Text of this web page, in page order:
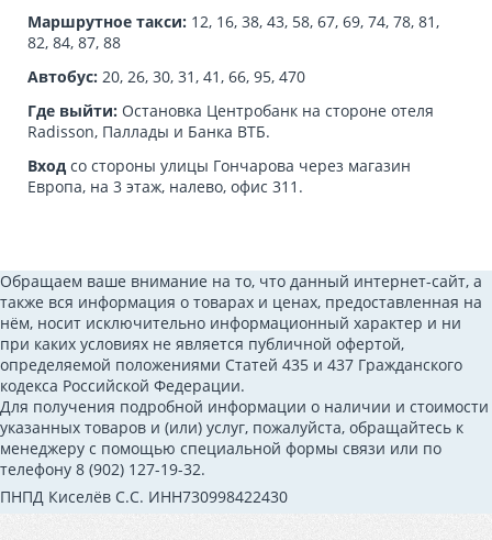
Маршрутное такси: 12, 16, 38, 43, 58, 67, 69, 74, 78, 81,
82, 84, 87, 88
Автобус: 20, 26, 30, 31, 41, 66, 95, 470
Где выйти: Остановка Центробанк на стороне отеля
Radisson, Паллады и Банка ВТБ.
Вход со стороны улицы Гончарова через магазин
Европа, на 3 этаж, налево, офис 311.
Обращаем ваше внимание на то, что данный интернет-сайт, а
также вся информация о товарах и ценах, предоставленная на
нём, носит исключительно информационный характер и ни
при каких условиях не является публичной офертой,
определяемой положениями Статей 435 и 437 Гражданского
кодекса Российской Федерации.
Для получения подробной информации о наличии и стоимости
указанных товаров и (или) услуг, пожалуйста, обращайтесь к
менеджеру с помощью специальной формы связи или по
телефону 8 (902) 127-19-32.
ПНПД Киселёв С.С. ИНН730998422430